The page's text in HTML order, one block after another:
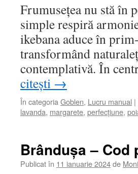
Frumusețea nu stă în
simple respiră
ikebana aduce în
transformând
contemplativă. În
citești →
În categoria Goblen, Lucru manual |
lavanda, margarete, perfecțiune,
Brândușa – Cod
Publicat în 11 ianuarie 2024de